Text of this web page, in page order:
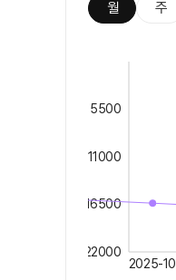
월 주
2025-10
5500
11000
16500
22000